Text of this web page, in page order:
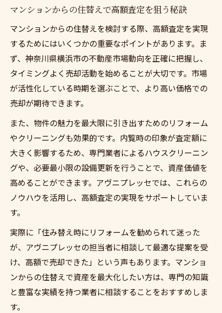
マンションからの住替えで高額査定を狙う秘訣
マンションからの住替えを検討する際、高額査定を実現
するためにはいくつかの重要なポイントがあります。ま
ず、神奈川県横浜市の不動産市場動向を正確に把握し、
タイミングよく売却活動を始めることが大切です。市場
が活性化している時期を選ぶことで、より高い価格での
売却が期待できます。
また、物件の魅力を最大限に引き出すためのリフォーム
やクリーニングも効果的です。内覧時の印象が査定額に
大きく影響するため、専門業者によるハウスクリーニン
グや、必要最小限の設備更新を行うことで、資産価値を
高めることができます。アヴニプレッセでは、これらの
ノウハウを活用し、高額査定の実現をサポートしていま
す。
実際に「住み替え時にリフォームを勧められて迷った
が、アヴニプレッセの担当者に相談して最適な提案を受
け、高額で売却できた」という声もあります。マンショ
ンからの住替えで資産を最大化したい方は、専門の知識
と豊富な実績を持つ業者に相談することをおすすめしま
す。